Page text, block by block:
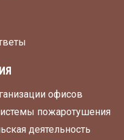
офисов
пожаротушения
деятельность